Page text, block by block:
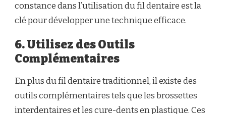
constance dans l’utilisation du fil dentaire est la
clé pour développer une technique efficace.
6. Utilisez des Outils
Complémentaires
En plus du fil dentaire traditionnel, il existe des
outils complémentaires tels que les brossettes
interdentaires et les cure-dents en plastique. Ces